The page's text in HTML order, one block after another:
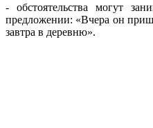
- обстоятельства могут
предложении: «Вчера он
завтра в деревню».